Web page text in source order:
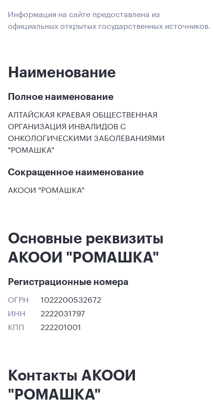
Информация на сайте предоставлена из
официальных открытых государственных источников.
Наименование
Полное наименование
АЛТАЙСКАЯ КРАЕВАЯ ОБЩЕСТВЕННАЯ
ОРГАНИЗАЦИЯ ИНВАЛИДОВ С
ОНКОЛОГИЧЕСКИМИ ЗАБОЛЕВАНИЯМИ
"РОМАШКА"
Сокращенное наименование
АКООИ "РОМАШКА"
Основные реквизиты
АКООИ "РОМАШКА"
Регистрационные номера
ОГРН
1022200532672
ИНН
2222031797
КПП
222201001
Контакты АКООИ
"РОМАШКА"